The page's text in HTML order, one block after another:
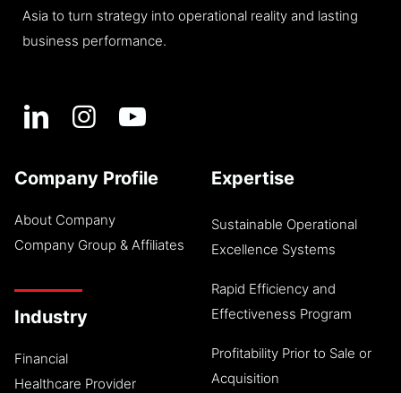
Asia to turn strategy into operational reality and lasting
business performance.
Company Profile
About Company
Company Group & Affiliates
Industry
Financial
Healthcare Provider
Expertise
Sustainable Operational
Excellence Systems
Rapid Efficiency and
Effectiveness Program
Profitability Prior to Sale or
Acquisition